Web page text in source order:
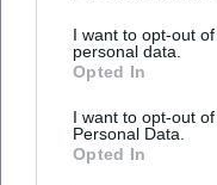
I want to opt-out
personal data.
Opted In
I want to opt-out
Personal Data.
Opted In
nennt für 2026
Flohmarkts an der
13.06., den
Veranstaltung
Häufig
Wo findet der